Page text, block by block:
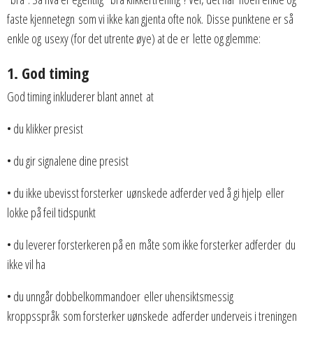
faste kjennetegn som vi ikke kan gjenta ofte nok. Disse punktene er så
enkle og usexy (for det utrente øye) at de er lette og glemme:
1. God timing
God timing inkluderer blant annet at
• du klikker presist
• du gir signalene dine presist
• du ikke ubevisst forsterker uønskede adferder ved å gi hjelp eller
lokke på feil tidspunkt
• du leverer forsterkeren på en måte som ikke forsterker adferder du
ikke vil ha
• du unngår dobbelkommandoer eller uhensiktsmessig
kroppsspråk som forsterker uønskede adferder underveis i treningen